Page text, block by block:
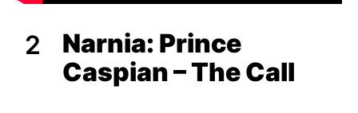
Narnia: Prince
Caspian – The Call